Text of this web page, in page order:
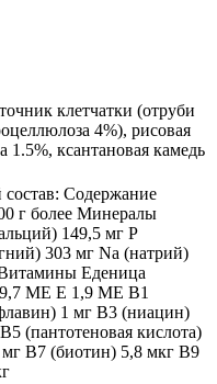
клетчатки (отруби
4%), рисовая
1.5%, ксантановая камедь
Содержание
г более Минералы
149,5 мг P
303 мг Na (натрий)
Еденица
МЕ E 1,9 МЕ В1
1 мг В3 (ниацин)
(пантотеновая кислота)
В7 (биотин) 5,8 мкг В9